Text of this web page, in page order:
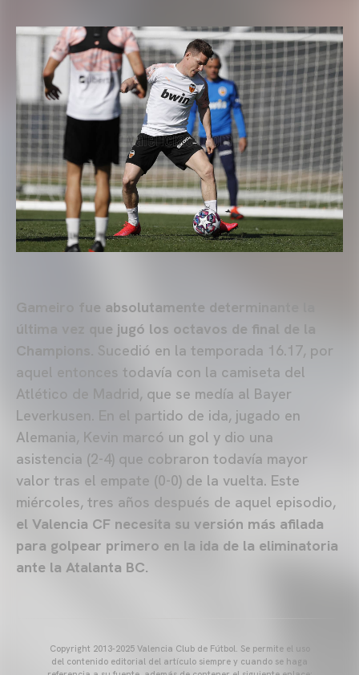
Gameiro fue absolutamente determinante la
última vez que jugó los octavos de final de la
Champions.
Sucedió en la temporada 16.17, por
aquel entonces todavía con la camiseta del
Atlético de Madrid, que se medía al Bayer
Leverkusen. En el partido de ida, jugado en
Alemania, Kevin marcó un gol y dio una
asistencia (2-4) que cobraron todavía mayor
valor tras el empate (0-0) de la vuelta. Este
miércoles, tres años después de aquel episodio,
el Valencia CF necesita su versión más afilada
para golpear primero en la ida de la eliminatoria
ante la Atalanta BC.
Copyright 2013-2025 Valencia Club de Fútbol. Se permite el uso
del contenido editorial del artículo siempre y cuando se haga